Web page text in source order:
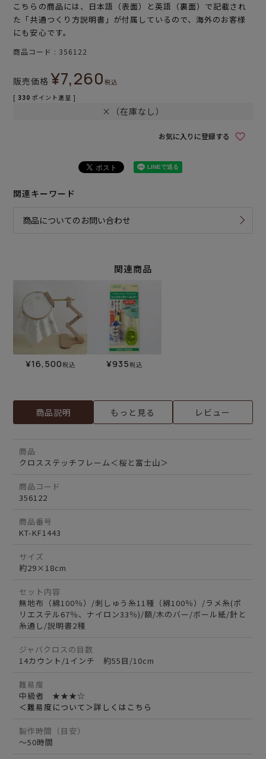
こちらの商品には、日本語（表面）と英語（裏面）で記載され
た「共通つくり方説明書」が付属しているので、海外のお客様
にも安心です。
商品コード 356122
販売価格 ¥7,260税込
[ 330 ポイント進呈 ]
×（在庫なし）
お気に入りに登録する
関連キーワード
商品についてのお問い合わせ
関連商品
¥16,500税込 ¥935税込
商品説明 もっと見る レビュー
商品
クロスステッチフレーム＜桜と富士山＞
商品コード
356122
商品番号
KT-KF1443
サイズ
約29×18cm
セット内容
無地布（綿100％）/刺しゅう糸11種（綿100％）/ラメ糸(ポ
リエステル67％、ナイロン33％)/額/木のバー/ボール紙/針と
糸通し/説明書2種
ジャバクロスの目数
14カウント/1インチ 約55目/10cm
難易度
中級者 ★★★☆
＜難易度について＞詳しくはこちら
製作時間（目安）
～50時間